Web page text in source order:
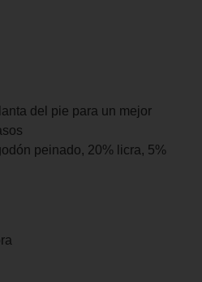
del pie para un mejor
peinado, 20% licra, 5%